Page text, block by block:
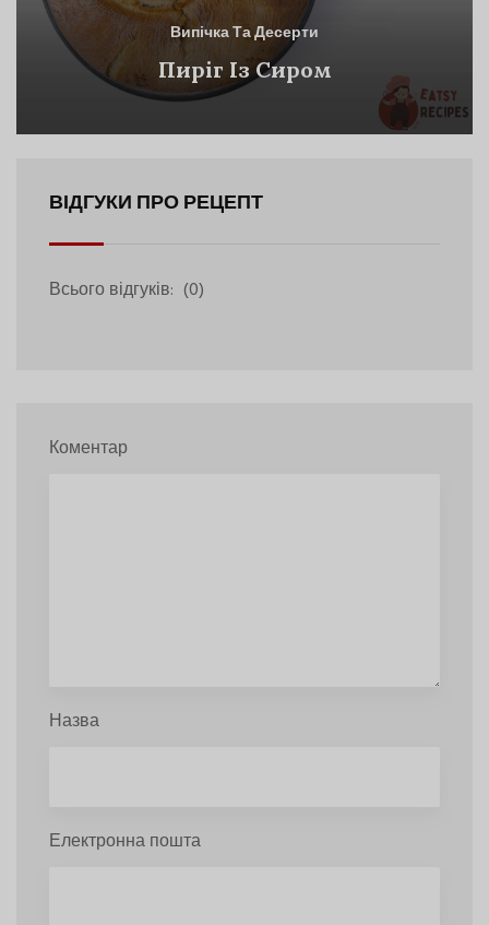
Випічка Та Десерти
Пиріг Із Сиром
ВІДГУКИ ПРО РЕЦЕПТ
Всього відгуків: (0)
Коментар
Назва
Електронна пошта